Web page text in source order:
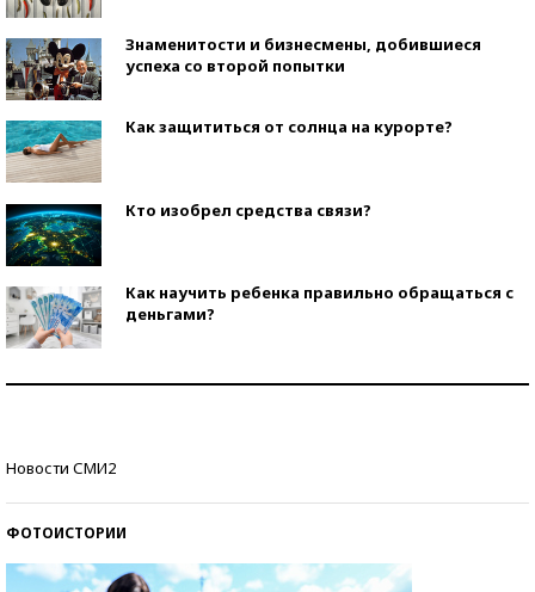
Знаменитости и бизнесмены, добившиеся
успеха со второй попытки
Как защититься от солнца на курорте?
Кто изобрел средства связи?
Как научить ребенка правильно обращаться с
деньгами?
Новости СМИ2
ФОТОИСТОРИИ